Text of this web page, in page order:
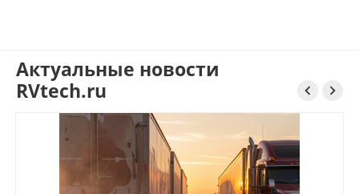
Актуальные новости
RVtech.ru
 